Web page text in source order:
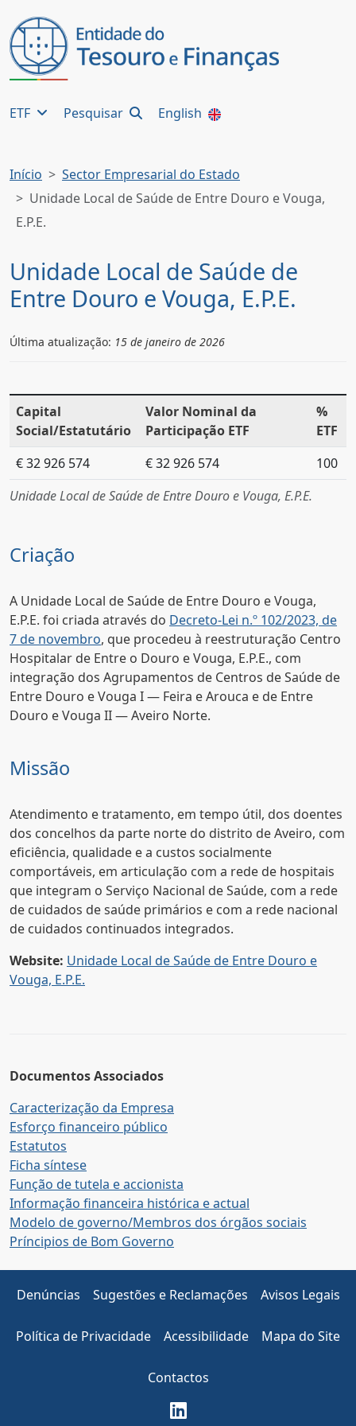
ETF Pesquisar English
Início
Sector Empresarial do Estado
Unidade Local de Saúde de Entre Douro e Vouga,
E.P.E.
Unidade Local de Saúde de
Entre Douro e Vouga, E.P.E.
Última atualização: 15 de janeiro de 2026
Unidade Local de Saúde de Entre Douro e Vouga, E.P.E.
Capital
Social/Estatutário
Valor Nominal da
Participação ETF
%
ETF
€ 32 926 574
€ 32 926 574 100
Criação
A Unidade Local de Saúde de Entre Douro e Vouga,
E.P.E. foi criada através do Decreto-Lei n.º 102/2023, de
7 de novembro, que procedeu à reestruturação Centro
Hospitalar de Entre o Douro e Vouga, E.P.E., com
integração dos Agrupamentos de Centros de Saúde de
Entre Douro e Vouga I — Feira e Arouca e de Entre
Douro e Vouga II — Aveiro Norte.
Missão
Atendimento e tratamento, em tempo útil, dos doentes
dos concelhos da parte norte do distrito de Aveiro, com
eficiência, qualidade e a custos socialmente
comportáveis, em articulação com a rede de hospitais
que integram o Serviço Nacional de Saúde, com a rede
de cuidados de saúde primários e com a rede nacional
de cuidados continuados integrados.
Website: Unidade Local de Saúde de Entre Douro e
Vouga, E.P.E.
Documentos Associados
Caracterização da Empresa
Esforço financeiro público
Estatutos
Ficha síntese
Função de tutela e accionista
Informação financeira histórica e actual
Modelo de governo/Membros dos órgãos sociais
Príncipios de Bom Governo
Denúncias Sugestões e Reclamações Avisos Legais
Política de Privacidade Acessibilidade Mapa do Site
Contactos